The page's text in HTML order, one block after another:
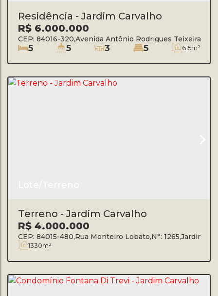
Residência - Jardim Carvalho
R$6.000.000
CEP: 84016-320,Avenida Antônio Rodrigues Teixeira
5 5 3 5 615m²
Terreno - Jardim Carvalho
R$4.000.000
CEP: 84015-480,Rua Monteiro Lobato,N°: 1265,Jardim
1330m²